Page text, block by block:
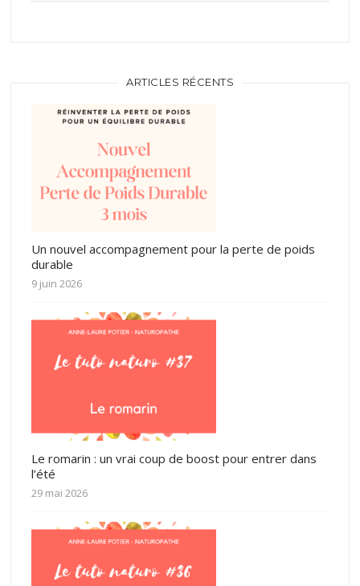
ARTICLES RÉCENTS
Un nouvel accompagnement pour la perte de poids
durable
9 juin 2026
Le romarin : un vrai coup de boost pour entrer dans
l’été
29 mai 2026